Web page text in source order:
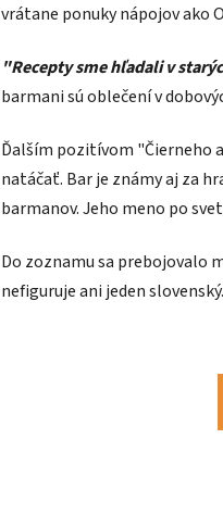
vrátane ponuky nápojov ako
"Recepty sme hľadali v
barmani sú oblečení v
Ďalším pozitívom "Čierneho
natáčať. Bar je známy aj za
barmanov. Jeho meno po
Do zoznamu sa prebojovalo
nefiguruje ani jeden slovenský.